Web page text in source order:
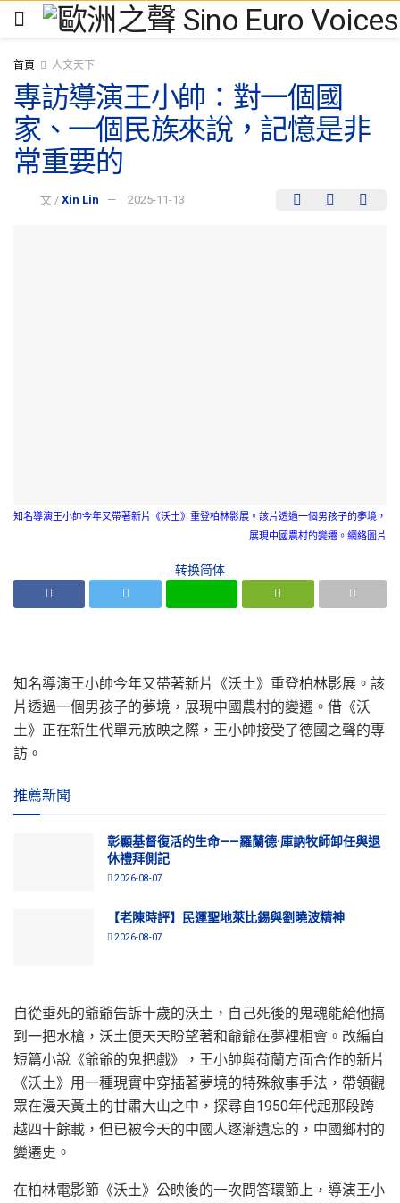
首頁 人文天下
專訪導演王小帥：對一個國
家、一個民族來說，記憶是非
常重要的
文 / Xin Lin 2025-11-13
知名導演王小帥今年又帶著新片《沃土》重登柏林影展。該片透過一個男孩子的夢境，
展現中國農村的變遷。網絡圖片
转换简体
知名導演王小帥今年又帶著新片《沃土》重登柏林影展。該
片透過一個男孩子的夢境，展現中國農村的變遷。借《沃
土》正在新生代單元放映之際，王小帥接受了德國之聲的專
訪。
推薦新聞
彰顯基督復活的生命——羅蘭德·庫訥牧師卸任與退
休禮拜側記
2026-08-07
【老陳時評】民運聖地萊比錫與劉曉波精神
2026-08-07
自從垂死的爺爺告訴十歲的沃土，自己死後的鬼魂能給他搞
到一把水槍，沃土便天天盼望著和爺爺在夢裡相會。改編自
短篇小說《爺爺的鬼把戲》，王小帥與荷蘭方面合作的新片
《沃土》用一種現實中穿插著夢境的特殊敘事手法，帶領觀
眾在漫天黃土的甘肅大山之中，探尋自1950年代起那段跨
越四十餘載，但已被今天的中國人逐漸遺忘的，中國鄉村的
變遷史。
在柏林電影節《沃土》公映後的一次問答環節上，導演王小